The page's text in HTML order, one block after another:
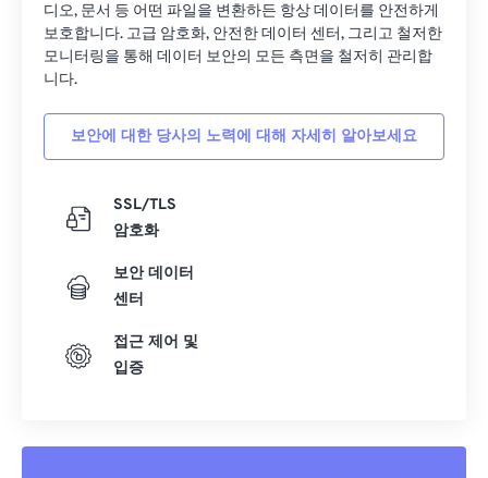
디오, 문서 등 어떤 파일을 변환하든 항상 데이터를 안전하게
보호합니다. 고급 암호화, 안전한 데이터 센터, 그리고 철저한
모니터링을 통해 데이터 보안의 모든 측면을 철저히 관리합
니다.
보안에 대한 당사의 노력에 대해 자세히 알아보세요
SSL/TLS
암호화
보안 데이터
센터
접근 제어 및
입증